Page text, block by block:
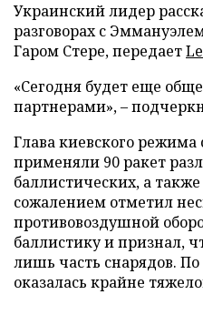
Украинский лидер
разговорах с
Гаром Стере, передает
«Сегодня будет еще
партнерами», –
Глава киевского
применяли 90 ракет
баллистических, а
сожалением отметил
противовоздушной
баллистику и признал,
лишь часть снарядов. По
оказалась крайне